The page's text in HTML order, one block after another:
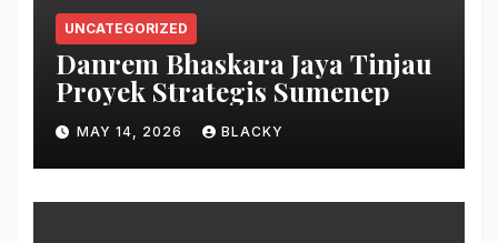
UNCATEGORIZED
Danrem Bhaskara Jaya Tinjau
Proyek Strategis Sumenep
MAY 14, 2026 BLACKY